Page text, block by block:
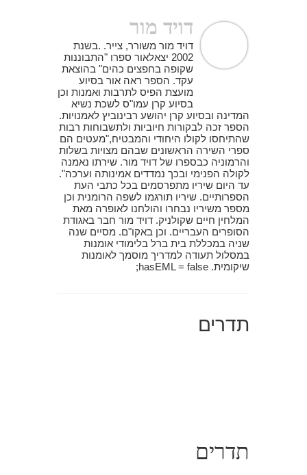
דויד מור
דויד מור משורר, צייר. .בשנת
2002 יצאלאור ספרו "התבוננות
שקופה בחפצים כהים" בהוצאת
עקד. הספר ראה אור בסיוע
מועצת הפיס לתרבות ואמנות וכן
בסיוע קרן עמו"ס לשכת נשיא
המדינה ובסיוע קרן יהושע רבינוביץ לאמנויות.
הספר זכה לבקורות חיוביות ולתשבוחות רבות
שהתיחסו לקולו היחודי והמבטיח,"מעטים הם
ספרי השירה הראשונים שבהם מצויות בשלות
והרמוניה כבספרו של דויד מור. שירתו נאמנה
לקולה הפנימי ובכך נמדדים אמינותה וערכה".
עד היום שיריו מתפרסמים בכל כתבי העת
הספרותיים. שיריו תורגמו לשפה הרומנית וכן
מספר משיריו נבחרו והולחנו לאופרה מאת
המלחין חיים שקולניק. דויד מור חבר באגודת
הסופרים העבריים. וכן באקו"ם. מסיים שנה
שניה במכללת בית ברל בלימודי אומנות
במסלול תעודה למדריך מוסמך לאומנות
שיקומית. hasEML = false;
תדרים
תדרים